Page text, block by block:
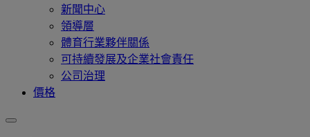
新聞中心
領導層
體育行業夥伴關係
可持續發展及企業社會責任
公司治理
價格